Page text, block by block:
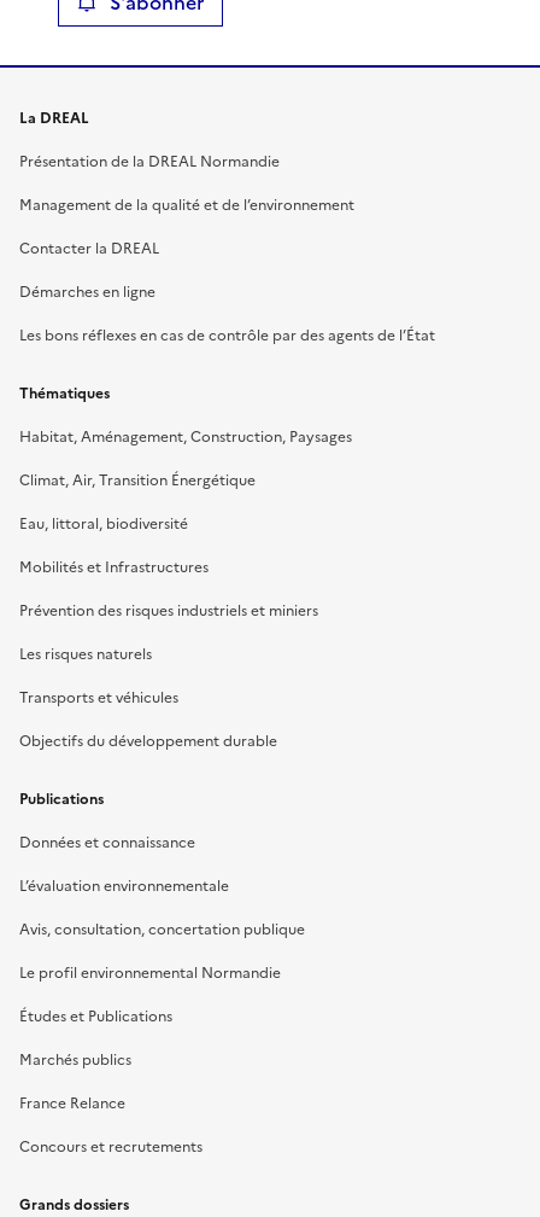
La DREAL
Présentation de la DREAL Normandie
Management de la qualité et de l’environnement
Contacter la DREAL
Démarches en ligne
Les bons réflexes en cas de contrôle par des agents de l’État
Thématiques
Habitat, Aménagement, Construction, Paysages
Climat, Air, Transition Énergétique
Eau, littoral, biodiversité
Mobilités et Infrastructures
Prévention des risques industriels et miniers
Les risques naturels
Transports et véhicules
Objectifs du développement durable
Publications
Données et connaissance
L’évaluation environnementale
Avis, consultation, concertation publique
Le profil environnemental Normandie
Études et Publications
Marchés publics
France Relance
Concours et recrutements
Grands dossiers